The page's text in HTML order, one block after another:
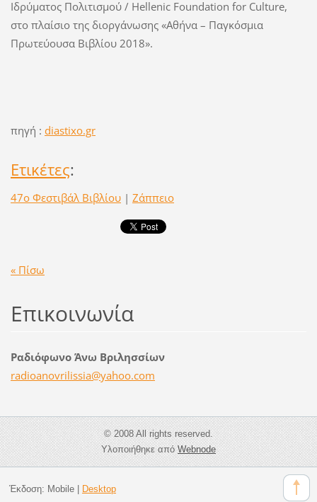
Ιδρύματος Πολιτισμού / Hellenic Foundation for Culture,
στο πλαίσιο της διοργάνωσης «Αθήνα – Παγκόσμια
Πρωτεύουσα Βιβλίου 2018».
πηγή : diastixo.gr
Ετικέτες:
47ο Φεστιβάλ Βιβλίου | Ζάππειο
« Πίσω
Επικοινωνία
Ραδιόφωνο Άνω Βριλησσίων
radioanovrilissia@yahoo.com
© 2008 All rights reserved.
Υλοποιήθηκε απόWebnode
Έκδοση: Mobile| Desktop